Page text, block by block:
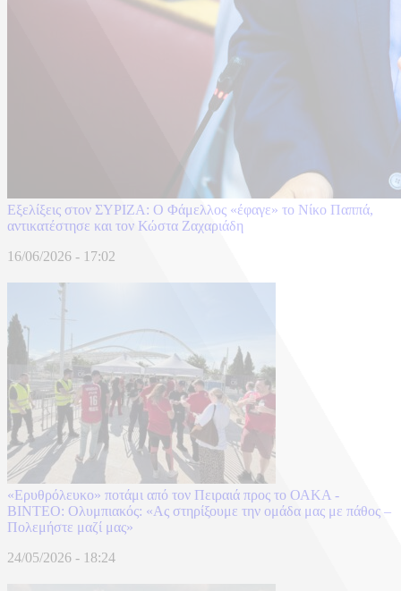
Εξελίξεις στον ΣΥΡΙΖΑ: Ο Φάμελλος «έφαγε» το Νίκο Παππά,
αντικατέστησε και τον Κώστα Ζαχαριάδη
16/06/2026 - 17:02
«Ερυθρόλευκο» ποτάμι από τον Πειραιά προς το ΟΑΚΑ -
BINTEO: Ολυμπιακός: «Ας στηρίξουμε την ομάδα μας με πάθος –
Πολεμήστε μαζί μας»
24/05/2026 - 18:24